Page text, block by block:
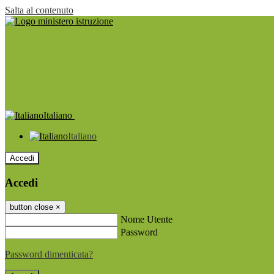
Salta al contenuto
Italiano
Italiano
Accedi
Accedi
button close ×
Nome Utente
Password
Password dimenticata?